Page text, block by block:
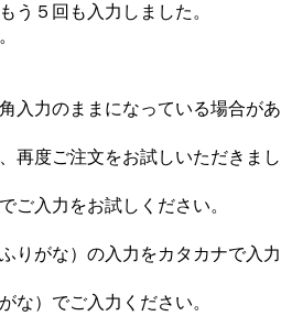
う５回も入力しました。
入力のままになっている場合があ
再度ご注文をお試しいただきまし
ご入力をお試しください。
りがな）の入力をカタカナで入力
な）でご入力ください。